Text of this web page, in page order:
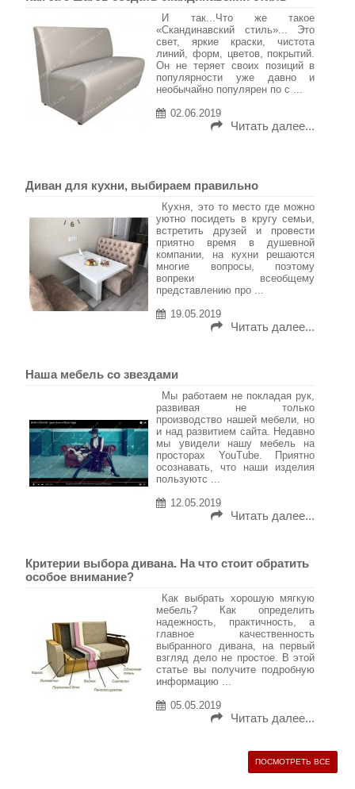
И так...Что же такое
«Скандинавский стиль»... Это
свет, яркие краски, чистота
линий, форм, цветов, покрытий.
Он не теряет своих позиций в
популярности уже давно и
необычайно популярен по с ...
02.06.2019
Читать далее...
Диван для кухни, выбираем правильно
Кухня, это то место где можно
уютно посидеть в кругу семьи,
встретить друзей и провести
приятно время в душевной
компании, на кухни решаются
многие вопросы, поэтому
вопреки всеобщему
представлению про ...
19.05.2019
Читать далее...
Наша мебель со звездами
Мы работаем не покладая рук,
развивая не только
производство нашей мебели, но
и над развитием сайта. Недавно
мы увидели нашу мебель на
просторах YouTube. Приятно
осознавать, что наши изделия
пользуютс ...
12.05.2019
Читать далее...
Критерии выбора дивана. На что стоит обратить
особое внимание?
Как выбрать хорошую мягкую
мебель? Как определить
надежность, практичность, а
главное качественность
выбранного дивана, на первый
взгляд дело не простое. В этой
статье вы получите подробную
информацию ...
05.05.2019
Читать далее...
ПОСМОТРЕТЬ ВСЕ